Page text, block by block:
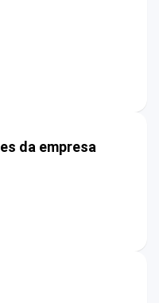
da empresa